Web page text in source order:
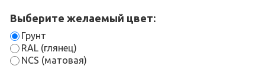
Выберите желаемый цвет:
Грунт
RAL (глянец)
NCS (матовая)